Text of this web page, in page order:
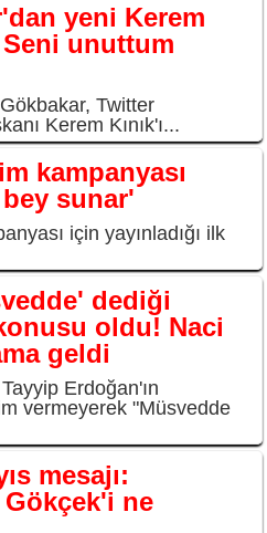
yeni Kerem
Seni unuttum
Twitter
Kerem Kınık'ı...
kampanyası
sunar'
için yayınladığı ilk
dediği
oldu! Naci
geldi
Erdoğan'ın
vermeyerek "Müsvedde
mesajı:
ne